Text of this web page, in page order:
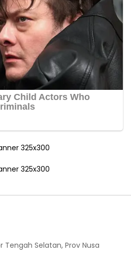
Tengah Selatan, Prov Nusa